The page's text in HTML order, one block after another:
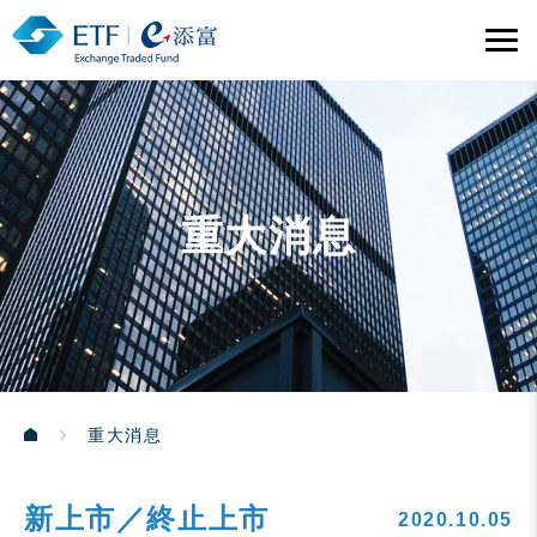
重大消息
重大消息
新上市／終止上市 2020.10.05